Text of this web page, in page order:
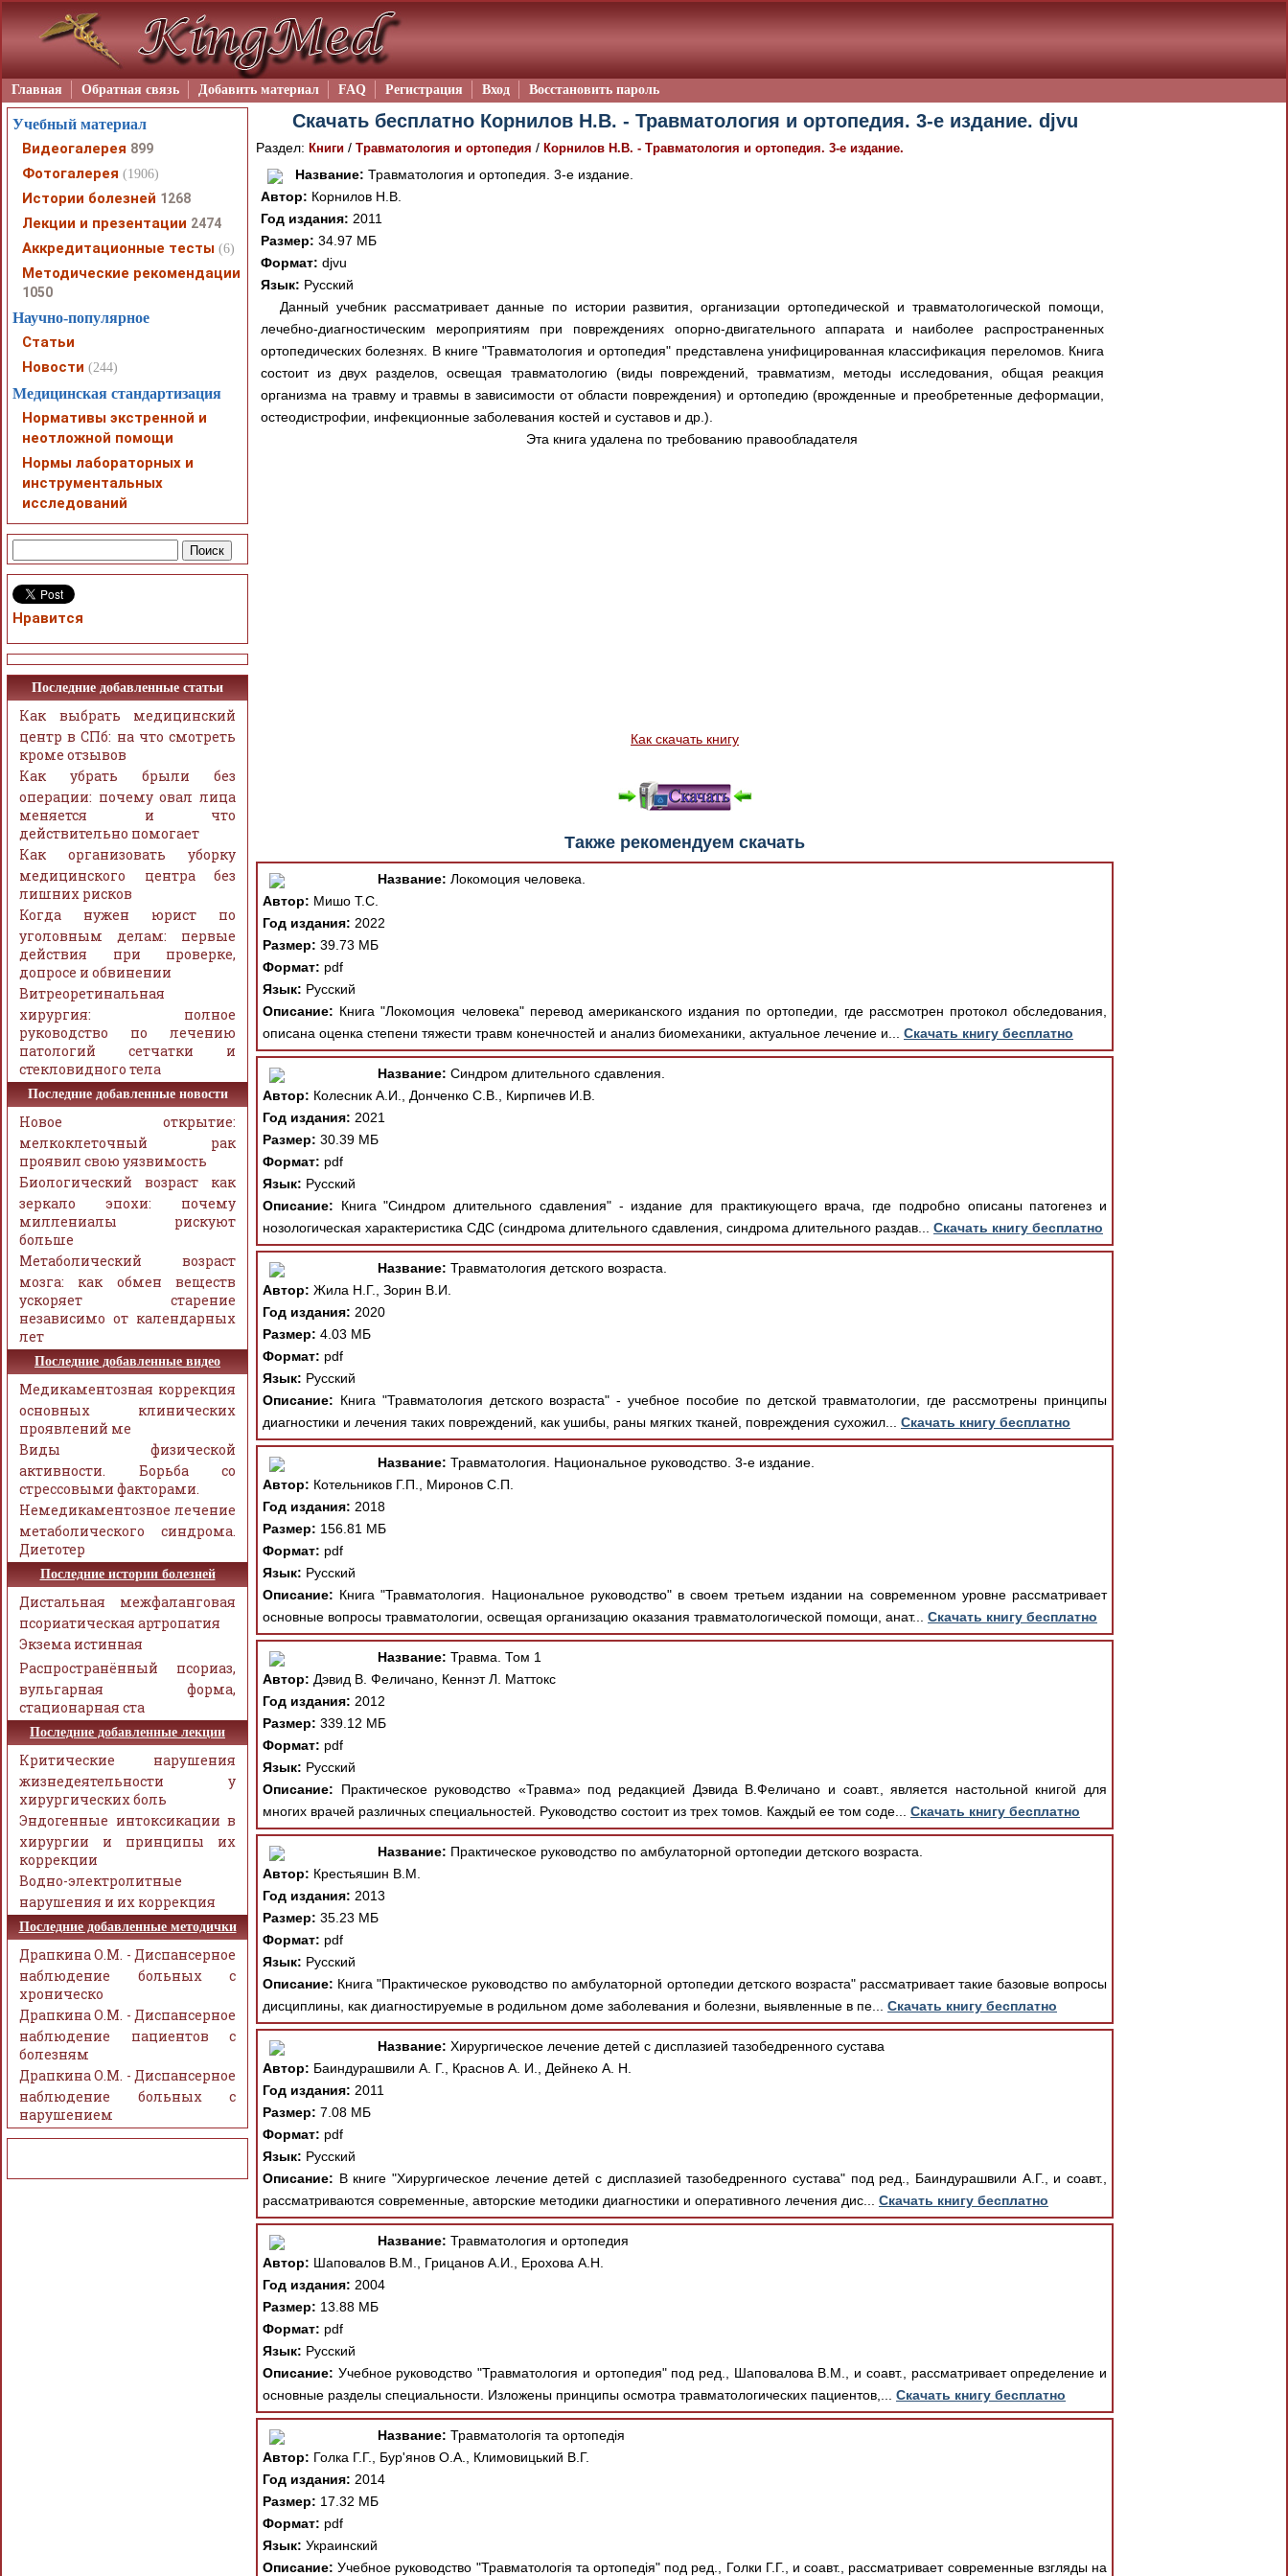
Главная Обратная связь Добавить материал FAQ Регистрация Вход Восстановить пароль
Скачать бесплатно Корнилов Н.В. - Травматология и ортопедия. 3-е издание. djvu
Раздел: Книги / Травматология и ортопедия / Корнилов Н.В. - Травматология и ортопедия. 3-е издание.
Название: Травматология и ортопедия. 3-е издание.
Автор: Корнилов Н.В.
Год издания: 2011
Размер: 34.97 МБ
Формат: djvu
Язык: Русский
Данный учебник рассматривает данные по истории развития, организации ортопедической и травматологической помощи,
лечебно-диагностическим мероприятиям при повреждениях опорно-двигательного аппарата и наиболее распространенных
ортопедических болезнях. В книге "Травматология и ортопедия" представлена унифицированная классификация переломов. Книга
состоит из двух разделов, освещая травматологию (виды повреждений, травматизм, методы исследования, общая реакция
организма на травму и травмы в зависимости от области повреждения) и ортопедию (врожденные и преобретенные деформации,
остеодистрофии, инфекционные заболевания костей и суставов и др.).
Эта книга удалена по требованию правообладателя
Как скачать книгу
Также рекомендуем скачать
Название: Локомоция человека.
Автор: Мишо Т.С.
Год издания: 2022
Размер: 39.73 МБ
Формат: pdf
Язык: Русский
Описание: Книга "Локомоция человека" перевод американского издания по ортопедии, где рассмотрен протокол обследования,
описана оценка степени тяжести травм конечностей и анализ биомеханики, актуальное лечение и... Скачать книгу бесплатно
Название: Синдром длительного сдавления.
Автор: Колесник А.И., Донченко С.В., Кирпичев И.В.
Год издания: 2021
Размер: 30.39 МБ
Формат: pdf
Язык: Русский
Описание: Книга "Синдром длительного сдавления" - издание для практикующего врача, где подробно описаны патогенез и
нозологическая характеристика СДС (синдрома длительного сдавления, синдрома длительного раздав... Скачать книгу бесплатно
Название: Травматология детского возраста.
Автор: Жила Н.Г., Зорин В.И.
Год издания: 2020
Размер: 4.03 МБ
Формат: pdf
Язык: Русский
Описание: Книга "Травматология детского возраста" - учебное пособие по детской травматологии, где рассмотрены принципы
диагностики и лечения таких повреждений, как ушибы, раны мягких тканей, повреждения сухожил... Скачать книгу бесплатно
Название: Травматология. Национальное руководство. 3-е издание.
Автор: Котельников Г.П., Миронов С.П.
Год издания: 2018
Размер: 156.81 МБ
Формат: pdf
Язык: Русский
Описание: Книга "Травматология. Национальное руководство" в своем третьем издании на современном уровне рассматривает
основные вопросы травматологии, освещая организацию оказания травматологической помощи, анат... Скачать книгу бесплатно
Название: Травма. Том 1
Автор: Дэвид В. Феличано, Кеннэт Л. Маттокс
Год издания: 2012
Размер: 339.12 МБ
Формат: pdf
Язык: Русский
Описание: Практическое руководство «Травма» под редакцией Дэвида В.Феличано и соавт., является настольной книгой для
многих врачей различных специальностей. Руководство состоит из трех томов. Каждый ее том соде... Скачать книгу бесплатно
Название: Практическое руководство по амбулаторной ортопедии детского возраста.
Автор: Крестьяшин В.М.
Год издания: 2013
Размер: 35.23 МБ
Формат: pdf
Язык: Русский
Описание: Книга "Практическое руководство по амбулаторной ортопедии детского возраста" рассматривает такие базовые вопросы
дисциплины, как диагностируемые в родильном доме заболевания и болезни, выявленные в пе... Скачать книгу бесплатно
Название: Хирургическое лечение детей с дисплазией тазобедренного сустава
Автор: Баиндурашвили А. Г., Краснов А. И., Дейнеко А. Н.
Год издания: 2011
Размер: 7.08 МБ
Формат: pdf
Язык: Русский
Описание: В книге "Хирургическое лечение детей с дисплазией тазобедренного сустава" под ред., Баиндурашвили А.Г., и соавт.,
рассматриваются современные, авторские методики диагностики и оперативного лечения дис... Скачать книгу бесплатно
Название: Травматология и ортопедия
Автор: Шаповалов В.М., Грицанов А.И., Ерохова А.Н.
Год издания: 2004
Размер: 13.88 МБ
Формат: pdf
Язык: Русский
Описание: Учебное руководство "Травматология и ортопедия" под ред., Шаповалова В.М., и соавт., рассматривает определение и
основные разделы специальности. Изложены принципы осмотра травматологических пациентов,... Скачать книгу бесплатно
Название: Травматологія та ортопедія
Автор: Голка Г.Г., Бур'янов О.А., Климовицький В.Г.
Год издания: 2014
Размер: 17.32 МБ
Формат: pdf
Язык: Украинский
Описание: Учебное руководство "Травматологія та ортопедія" под ред., Голки Г.Г., и соавт., рассматривает современные взгляды на
Учебный материал
Видеогалерея 899
Фотогалерея (1906)
Истории болезней 1268
Лекции и презентации 2474
Аккредитационные тесты (6)
Методические рекомендации
1050
Научно-популярное
Статьи
Новости (244)
Медицинская стандартизация
Нормативы экстренной и
неотложной помощи
Нормы лабораторных и
инструментальных
исследований
Нравится
Последние добавленные статьи
Как выбрать медицинский
центр в СПб: на что смотреть
кроме отзывов
Как убрать брыли без
операции: почему овал лица
меняется и что
действительно помогает
Как организовать уборку
медицинского центра без
лишних рисков
Когда нужен юрист по
уголовным делам: первые
действия при проверке,
допросе и обвинении
Витреоретинальная
хирургия: полное
руководство по лечению
патологий сетчатки и
стекловидного тела
Последние добавленные новости
Новое открытие:
мелкоклеточный рак
проявил свою уязвимость
Биологический возраст как
зеркало эпохи: почему
миллениалы рискуют
больше
Метаболический возраст
мозга: как обмен веществ
ускоряет старение
независимо от календарных
лет
Последние добавленные видео
Медикаментозная коррекция
основных клинических
проявлений ме
Виды физической
активности. Борьба со
стрессовыми факторами.
Немедикаментозное лечение
метаболического синдрома.
Диетотер
Последние истории болезней
Дистальная межфаланговая
псориатическая артропатия
Экзема истинная
Распространённый псориаз,
вульгарная форма,
стационарная ста
Последние добавленные лекции
Критические нарушения
жизнедеятельности у
хирургических боль
Эндогенные интоксикации в
хирургии и принципы их
коррекции
Водно-электролитные
нарушения и их коррекция
Последние добавленные методички
Драпкина О.М. - Диспансерное
наблюдение больных с
хроническо
Драпкина О.М. - Диспансерное
наблюдение пациентов с
болезням
Драпкина О.М. - Диспансерное
наблюдение больных с
нарушением